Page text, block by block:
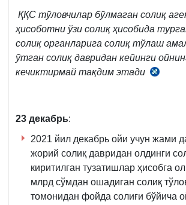
ҚҚС тўловчилар бўлмаган солиқ
ҳисоботни ўзи солиқ ҳисобида
солиқ органларига солиқ тўлаш
ўтган солиқ давридан кейинги
кечиктирмай тақдим этади
23 декабрь:
2021 йил декабрь ойи учун жами
жорий солиқ давридан олдинги
киритилган тузатишлар ҳисобга
млрд сўмдан ошадиган солиқ
томонидан фойда солиғи бўйича